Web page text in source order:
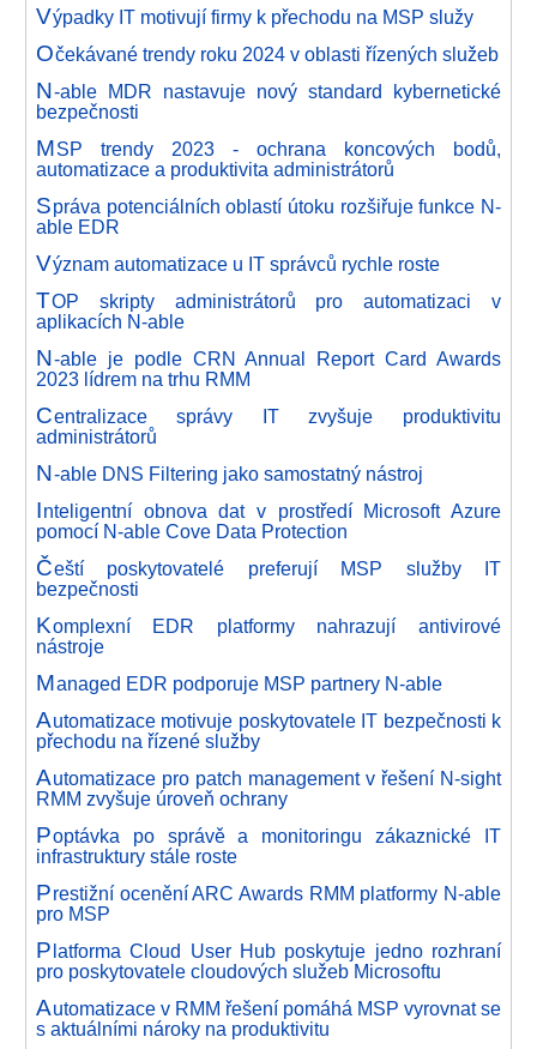
Výpadky IT motivují firmy k přechodu na MSP služy
Očekávané trendy roku 2024 v oblasti řízených služeb
N-able MDR nastavuje nový standard kybernetické
bezpečnosti
MSP trendy 2023 - ochrana koncových bodů,
automatizace a produktivita administrátorů
Správa potenciálních oblastí útoku rozšiřuje funkce N-
able EDR
Význam automatizace u IT správců rychle roste
TOP skripty administrátorů pro automatizaci v
aplikacích N-able
N-able je podle CRN Annual Report Card Awards
2023 lídrem na trhu RMM
Centralizace správy IT zvyšuje produktivitu
administrátorů
N-able DNS Filtering jako samostatný nástroj
Inteligentní obnova dat v prostředí Microsoft Azure
pomocí N-able Cove Data Protection
Čeští poskytovatelé preferují MSP služby IT
bezpečnosti
Komplexní EDR platformy nahrazují antivirové
nástroje
Managed EDR podporuje MSP partnery N-able
Automatizace motivuje poskytovatele IT bezpečnosti k
přechodu na řízené služby
Automatizace pro patch management v řešení N-sight
RMM zvyšuje úroveň ochrany
Poptávka po správě a monitoringu zákaznické IT
infrastruktury stále roste
Prestižní ocenění ARC Awards RMM platformy N-able
pro MSP
Platforma Cloud User Hub poskytuje jedno rozhraní
pro poskytovatele cloudových služeb Microsoftu
Automatizace v RMM řešení pomáhá MSP vyrovnat se
s aktuálními nároky na produktivitu